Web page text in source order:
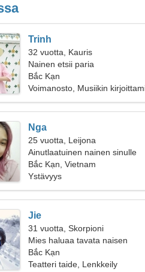
Trinh
32 vuotta, Kauris
Nainen etsii paria
Bắc Kạn
Voimanosto, Musiikin
Nga
25 vuotta, Leijona
Ainutlaatuinen nainen sinulle
Bắc Kạn, Vietnam
Ystävyys
Jie
31 vuotta, Skorpioni
Mies haluaa tavata naisen
Bắc Kạn
Teatteri taide, Lenkkeily